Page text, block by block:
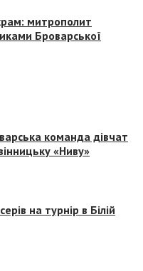
митрополит
Броварської
команда дівчат
«Ниву»
на турнір в Білій